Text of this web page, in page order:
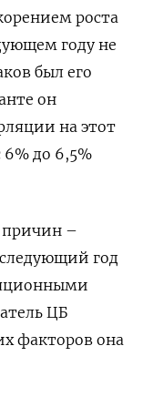
роста
году не
был его
он
на этот
до 6,5%
причин –
год
ЦБ
факторов она